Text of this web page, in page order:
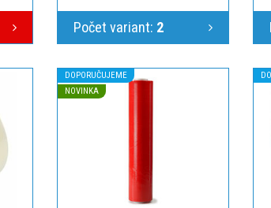
Počet variant: 2
DOPORUČUJEME
NOVINKA